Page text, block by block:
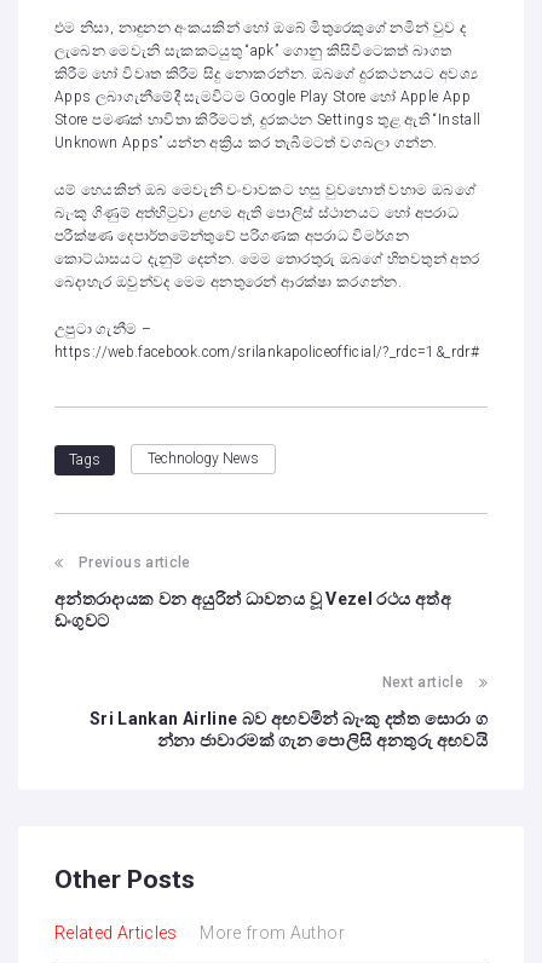
එම නිසා, නාඳුනන අංකයකින් හෝ ඔබේ මිතුරෙකුගේ නමින් වුව ද
ලැබෙන මෙවැනි සැකකටයුතු “apk” ගොනු කිසිවිටෙකත් බාගත
කිරීම හෝ විවෘත කිරීම සිදු නොකරන්න. ඔබගේ දුරකථනයට අවශ්‍ය
Apps ලබාගැනීමේදී සැමවිටම Google Play Store හෝ Apple App
Store පමණක් භාවිතා කිරීමටත්, දුරකථන Settings තුළ ඇති “Install
Unknown Apps” යන්න අක්‍රිය කර තැබීමටත් වගබලා ගන්න.
යම් හෙයකින් ඔබ මෙවැනි වංචාවකට හසු වුවහොත් වහාම ඔබගේ
බැංකු ගිණුම් අත්හිටුවා ළඟම ඇති පොලිස් ස්ථානයට හෝ අපරාධ
පරීක්ෂණ දෙපාර්තමේන්තුවේ පරිගණක අපරාධ විමර්ශන
කොට්ඨාසයට දැනුම් දෙන්න. මෙම තොරතුරු ඔබගේ හිතවතුන් අතර
බෙදාහැර ඔවුන්වද මෙම අනතුරෙන් ආරක්ෂා කරගන්න.
උපුටා ගැනීම –
https://web.facebook.com/srilankapoliceofficial/?_rdc=1&_rdr#
Tags Technology News
Previous article
අන්තරාදායක වන අයුරින් ධාවනය වූ Vezel රථය අත්අ
ඩංගුවට
Next article
Sri Lankan Airline බව අඟවමින් බැංකු දත්ත සොරා ග
න්නා ජාවාරමක් ගැන පොලිසි අනතුරු අඟවයි
Other Posts
Related Articles More from Author